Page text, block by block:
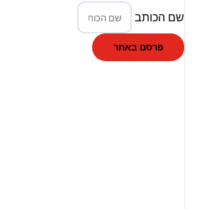
שם הכותב
פרסם באתר